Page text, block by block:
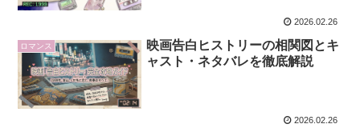
2026.02.26
ロマンス
映画告白ヒストリーの相関図とキ
ャスト・ネタバレを徹底解説
2026.02.26